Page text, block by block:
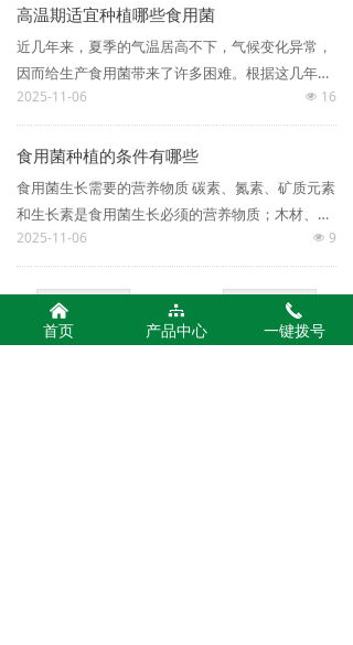
味道辛辣，极苦的有毒；⑤菌体受伤伤口变色、液
汁混浊的有毒（见手青、黑见手等常见菌除外）；
⑥生长于阴暗潮湿和污秽地方的野生菌有时带毒；
⑦与葱、蒜、大米、银器、灯芯共煮呈现乌黑色的
高温期适宜种植哪些食用菌
近几年来，夏季的气温居高不下，气候变化异常，
因而给生产食用菌带来了许多困难。根据这几年的
实践经验，在高温期可以种植的食用菌有：草菇、
灵芝、平菇、毛木耳、鸡腿菇、高温蘑菇等品种。
넶 16
2025-11-06
食用菌种植的条件有哪些
食用菌生长需要的营养物质 碳素、氮素、矿质元素
和生长素是食用菌生长必须的营养物质；木材、木
屑等富含纤维素、半纤维素、木质素，是食用菌需
要的碳素营养。
넶 9
2025-11-06
上一页 下一页
1/3
낀
首页
뀒
产品中心
끅
一键拨号